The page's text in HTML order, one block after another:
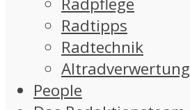
Radtipps
Radtechnik
Altradverwertung
People